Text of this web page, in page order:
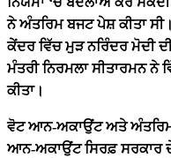
ਨੇ ਅੰਤਰਿਮ ਬਜਟ ਪੇਸ਼ ਕੀਤਾ
ਕੇਂਦਰ ਵਿੱਚ ਮੁੜ ਨਰਿੰਦਰ ਮੋਦੀ
ਮੰਤਰੀ ਨਿਰਮਲਾ ਸੀਤਾਰਮਨ ਨੇ
ਕੀਤਾ।
ਵੋਟ ਆਨ-ਅਕਾਉਂਟ ਅਤੇ ਅੰਤਰਿਮ
ਆਨ-ਅਕਾਉਂਟ ਸਿਰਫ਼ ਸਰਕਾਰ